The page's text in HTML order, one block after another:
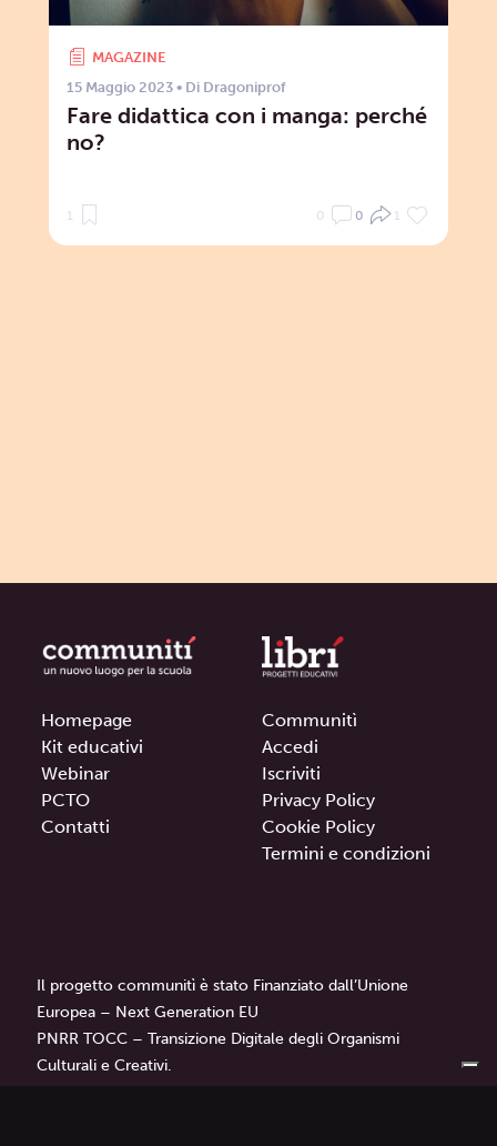
MAGAZINE
15 Maggio 2023 • Di Dragoniprof
Fare didattica con i manga: perché
no?
1 0 0 1
Homepage
Kit educativi
Webinar
PCTO
Contatti
Communitì
Accedi
Iscriviti
Privacy Policy
Cookie Policy
Termini e condizioni
Il progetto communitì è stato Finanziato dall’Unione
Europea – Next Generation EU
PNRR TOCC – Transizione Digitale degli Organismi
Culturali e Creativi.